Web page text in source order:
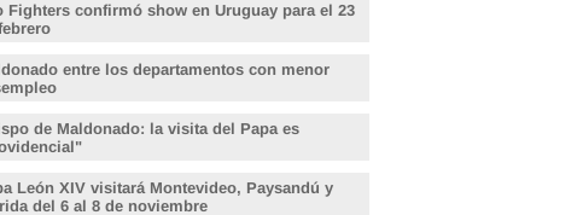
Fighters confirmó show en Uruguay para el 23
entre los departamentos con menor
de Maldonado: la visita del Papa es
León XIV visitará Montevideo, Paysandú y
del 6 al 8 de noviembre